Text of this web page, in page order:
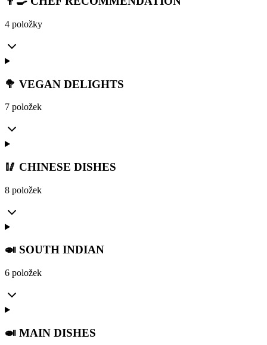
4 položky
🥦 VEGAN DELIGHTS
7 položek
🥢 CHINESE DISHES
8 položek
🍛 SOUTH INDIAN
6 položek
🍛 MAIN DISHES